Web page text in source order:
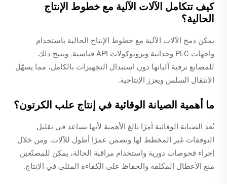
كيف تتكامل الآلات الآلية مع خطوط الإنتاج
الحالية؟
يمكن دمج الآلات الآلية مع خطوط الإنتاج الحالية باستخدام
واجهات PLC وحداتية وبروتوكولات API قياسية. ويتيح ذلك
للمصانع ترقية آلياتها دون استبدال التجهيزات بالكامل، مما يسهّل
الانتقال السلس ويعزز الإنتاجية.
ما أهمية الصيانة الوقائية في إنتاج علب الكرتون؟
تُعد الصيانة الوقائية أمرًا بالغ الأهمية لأنها تساعد في تقليل
التوقفات غير المخطط لها وتضمن عمرًا أطول للآلات. ومن خلال
إجراء فحوصات دورية واستخدام مراقبة الحالة، يمكن للمصنّعين
منع الأعطال المكلفة والحفاظ على الكفاءة المثلى في الإنتاج.